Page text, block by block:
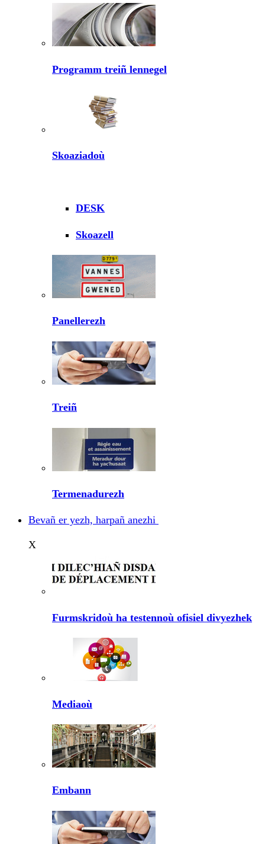
Programm treiñ lennegel
Skoaziadoù
DESK
Skoazell
Panellerezh
Treiñ
Termenadurezh
Bevañ er yezh, harpañ anezhi
X
Furmskridoù ha testennoù ofisiel divyezhek
Mediaoù
Embann